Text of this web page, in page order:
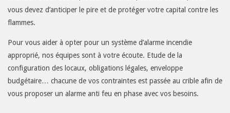
vous devez d’anticiper le pire et de protéger votre capital contre les
flammes.
Pour vous aider à opter pour un système d’alarme incendie
approprié, nos équipes sont à votre écoute. Etude de la
configuration des locaux, obligations légales, enveloppe
budgétaire… chacune de vos contraintes est passée au crible afin de
vous proposer un alarme anti feu en phase avec vos besoins.